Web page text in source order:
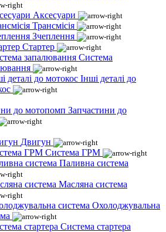
Аксесуари
Трансмісія
Зчеплення
Стартер
Система
Інші деталі до
Запчастини до
Двигун
Система ГРМ
Паливна система
Масляна система
Охолоджувальна
Система стартера